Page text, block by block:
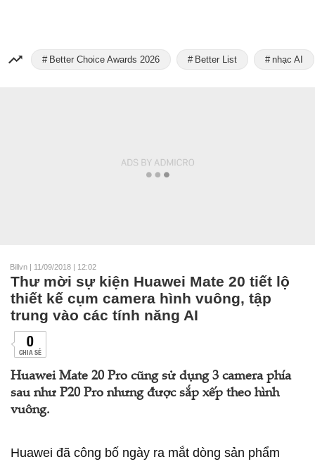
Better Choice Awards 2026 Better List nhạc AI
Billvn | 11/09/2018 | 12:02
Thư mời sự kiện Huawei Mate 20 tiết lộ
thiết kế cụm camera hình vuông, tập
trung vào các tính năng AI
0
CHIA SẺ
Huawei Mate 20 Pro cũng sử dụng 3 camera phía
sau như P20 Pro nhưng được sắp xếp theo hình
vuông.
Huawei đã công bố ngày ra mắt dòng sản phẩm